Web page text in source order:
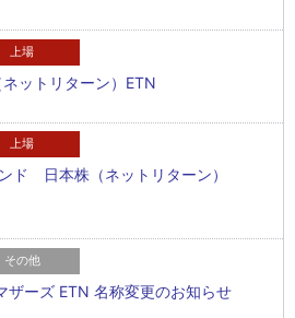
ットリターン）ETN
ド 日本株（ネットリターン）
ザーズ ETN 名称変更のお知らせ